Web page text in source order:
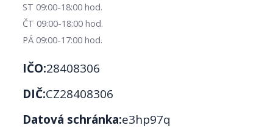
ST 09:00-18:00 hod.
ČT 09:00-18:00 hod.
PÁ 09:00-17:00 hod.
IČO:28408306
DIČ:CZ28408306
Datová schránka:e3hp97q